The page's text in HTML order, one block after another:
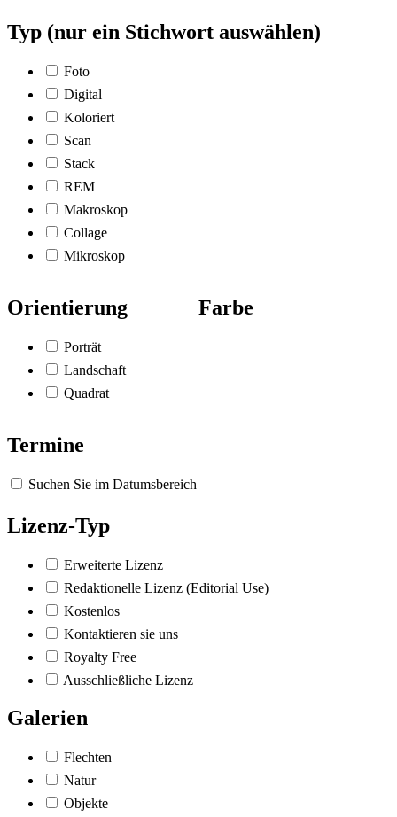
Typ (nur ein Stichwort auswählen)
Foto
Digital
Koloriert
Scan
Stack
REM
Makroskop
Collage
Mikroskop
Orientierung
Porträt
Landschaft
Quadrat
Farbe
Termine
Suchen Sie im Datumsbereich
Lizenz-Typ
Erweiterte Lizenz
Redaktionelle Lizenz (Editorial Use)
Kostenlos
Kontaktieren sie uns
Royalty Free
Ausschließliche Lizenz
Galerien
Flechten
Natur
Objekte